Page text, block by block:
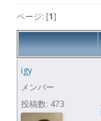
ページ: [1]
igy
メンバー
投稿数: 473